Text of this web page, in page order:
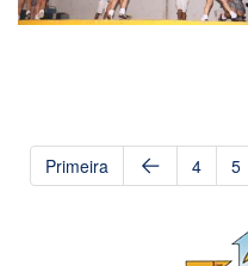
Primeira 4 5